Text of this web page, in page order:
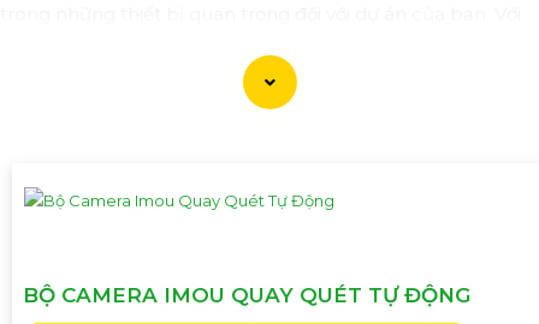
đêm và chống nước tốt, Camera HDParagon sẽ mang lại
hiệu suất và chất lượng tốt nhất cho việc giám sát và bảo vệ
nghệ tiên tiến, Tin hơncho bạn sự tin cậy và ổn định trong
dõi và ghi lại mọi hoạt động xung quanh, đồng thời cung
BỘ CAMERA IMOU QUAY QUÉT TỰ ĐỘNG